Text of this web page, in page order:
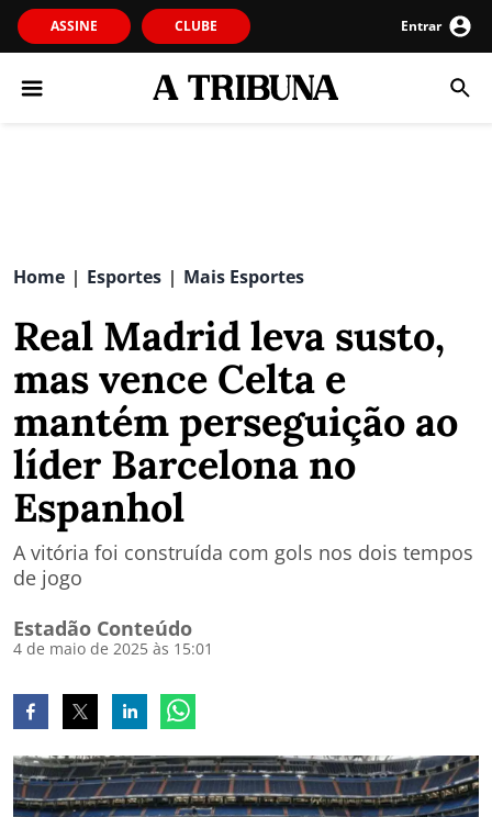
ASSINE CLUBE Entrar
Home | Esportes | Mais Esportes
Real Madrid leva susto,
mas vence Celta e
mantém perseguição ao
líder Barcelona no
Espanhol
A vitória foi construída com gols nos dois tempos
de jogo
Estadão Conteúdo
4 de maio de 2025 às 15:01